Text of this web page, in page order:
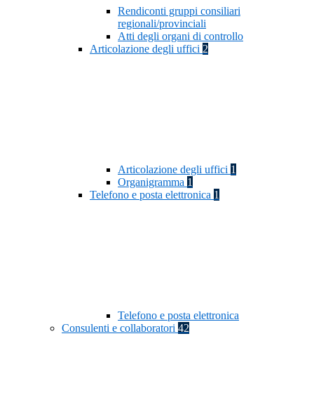
Rendiconti gruppi consiliari
regionali/provinciali
Atti degli organi di controllo
Articolazione degli uffici 2
Articolazione degli uffici 1
Organigramma 1
Telefono e posta elettronica 1
Telefono e posta elettronica
Consulenti e collaboratori 42